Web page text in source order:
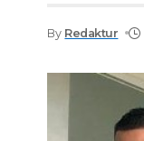
By Redaktur